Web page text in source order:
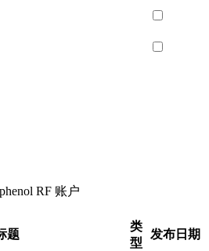
RF 账户
题
类
型
发布日期